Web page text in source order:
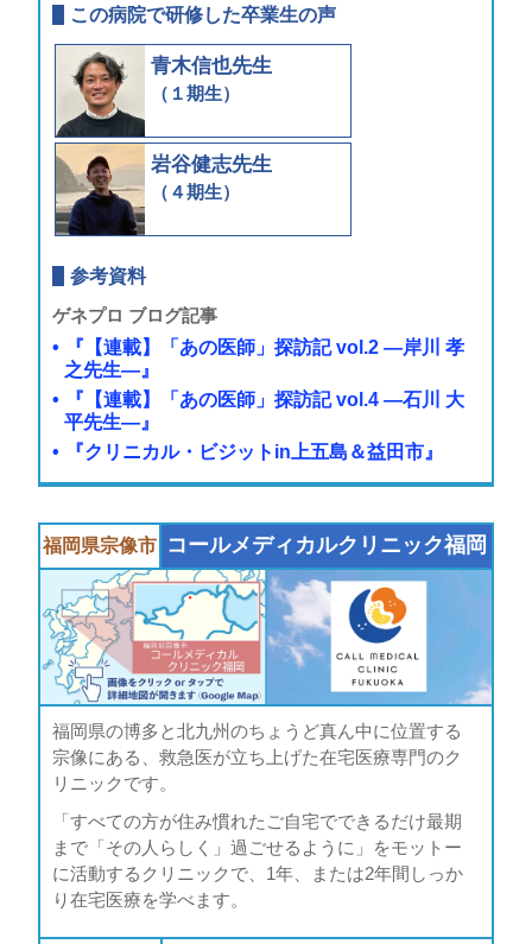
この病院で研修した卒業生の声
青木信也先生
（１期生）
岩谷健志先生
（４期生）
参考資料
ゲネプロ ブログ記事
『【連載】「あの医師」探訪記 vol.2 ―岸川 孝
之先生―』
『【連載】「あの医師」探訪記 vol.4 ―石川 大
平先生―』
『クリニカル・ビジットin上五島＆益田市』
福岡県宗像市 コールメディカルクリニック福岡
福岡県の博多と北九州のちょうど真ん中に位置する
宗像にある、救急医が立ち上げた在宅医療専門のク
リニックです。
「すべての方が住み慣れたご自宅でできるだけ最期
まで「その人らしく」過ごせるように」をモットー
に活動するクリニックで、1年、または2年間しっか
り在宅医療を学べます。